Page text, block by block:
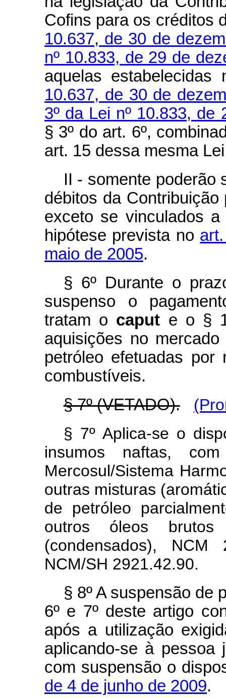
Cofins para os créditos
10.637, de 30 de
nº 10.833, de 29 de
aquelas
10.637, de 30 de
3º da Lei nº 10.833,
§ 3º do art. 6º,
art. 15 dessa mesma
II - somente poderão
débitos da
exceto se vinculados
hipótese prevista no
maio de 2005.
§ 6º Durante o
suspenso o
tratam o caput e o §
aquisições no
petróleo efetuadas
combustíveis.
§ 7º (VETADO).
§ 7º Aplica-se o
insumos naftas,
Mercosul/Sistema
outras misturas
de petróleo
outros óleos
(condensados), NCM
NCM/SH 2921.42.90.
§ 8º A suspensão de
6º e 7º deste artigo
após a utilização
aplicando-se à pessoa
com suspensão o
de 4 de junho de 2009.